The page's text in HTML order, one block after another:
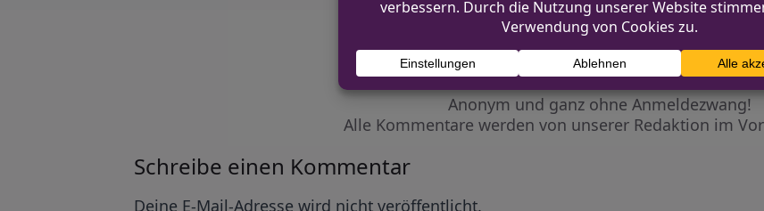
Diskutiere
Anonym und ganz ohne Anmeldezwang!
Alle Kommentare werden von unserer Redaktion im
Schreibe einen Kommentar
Deine E-Mail-Adresse wird nicht veröffentlicht.